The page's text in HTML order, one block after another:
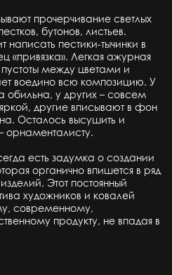
прочерчивание светлых
бутонов, листьев.
написать пестики-тычинки в
«привязка». Легкая ажурная
пустоты между цветами и
воедино всю композицию. У
обильна, у других – совсем
другие вписывают в фон
Осталось высушить и
орнаменталисту.
есть задумка о создании
органично впишется в ряд
Этот постоянный
художников и ковалей
современному,
продукту, не впадая в